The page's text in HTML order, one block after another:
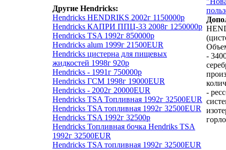
Другие Hendricks:
Hendricks HENDRIKS 2002г 1150000р
Hendricks КАПРИ ППЦ-33 2008г 1250000р
Hendricks TSA 1992г 850000р
Hendricks alum 1999г 21500EUR
Hendricks цистерна для пищевых
жидкостей 1998г 920р
Hendricks - 1991г 750000р
Hendricks ГСМ 1998г 19000EUR
Hendricks - 2002г 20000EUR
Hendricks TSA Топливная 1992г 32500EUR
Hendricks TSA топливная 1992г 32500EUR
Hendricks TSA 1992г 32500р
Hendricks Топливная бочка Hendriks TSA
1992г 32500EUR
Hendricks TSA топливная 1992г 32500EUR
-
-